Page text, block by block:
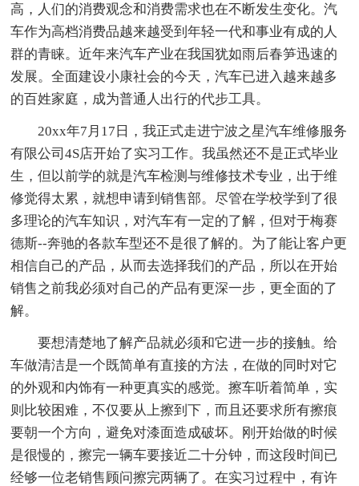
高，人们的消费观念和消费需求也在不断发生变化。汽
车作为高档消费品越来越受到年轻一代和事业有成的人
群的青睐。近年来汽车产业在我国犹如雨后春笋迅速的
发展。全面建设小康社会的今天，汽车已进入越来越多
的百姓家庭，成为普通人出行的代步工具。
20xx年7月17日，我正式走进宁波之星汽车维修服务
有限公司4S店开始了实习工作。我虽然还不是正式毕业
生，但以前学的就是汽车检测与维修技术专业，出于维
修觉得太累，就想申请到销售部。尽管在学校学到了很
多理论的汽车知识，对汽车有一定的了解，但对于梅赛
德斯--奔驰的各款车型还不是很了解的。为了能让客户更
相信自己的产品，从而去选择我们的产品，所以在开始
销售之前我必须对自己的产品有更深一步，更全面的了
解。
要想清楚地了解产品就必须和它进一步的接触。给
车做清洁是一个既简单有直接的方法，在做的同时对它
的外观和内饰有一种更真实的感觉。擦车听着简单，实
则比较困难，不仅要从上擦到下，而且还要求所有擦痕
要朝一个方向，避免对漆面造成破坏。刚开始做的时候
是很慢的，擦完一辆车要接近二十分钟，而这段时间已
经够一位老销售顾问擦完两辆了。在实习过程中，有许